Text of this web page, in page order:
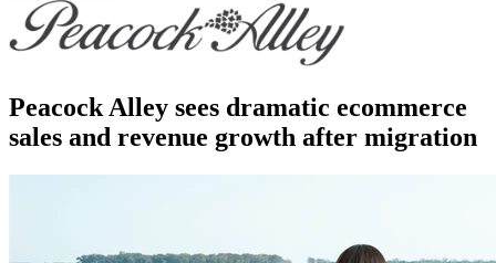
Peacock Alley sees dramatic ecommerce
sales and revenue growth after migration